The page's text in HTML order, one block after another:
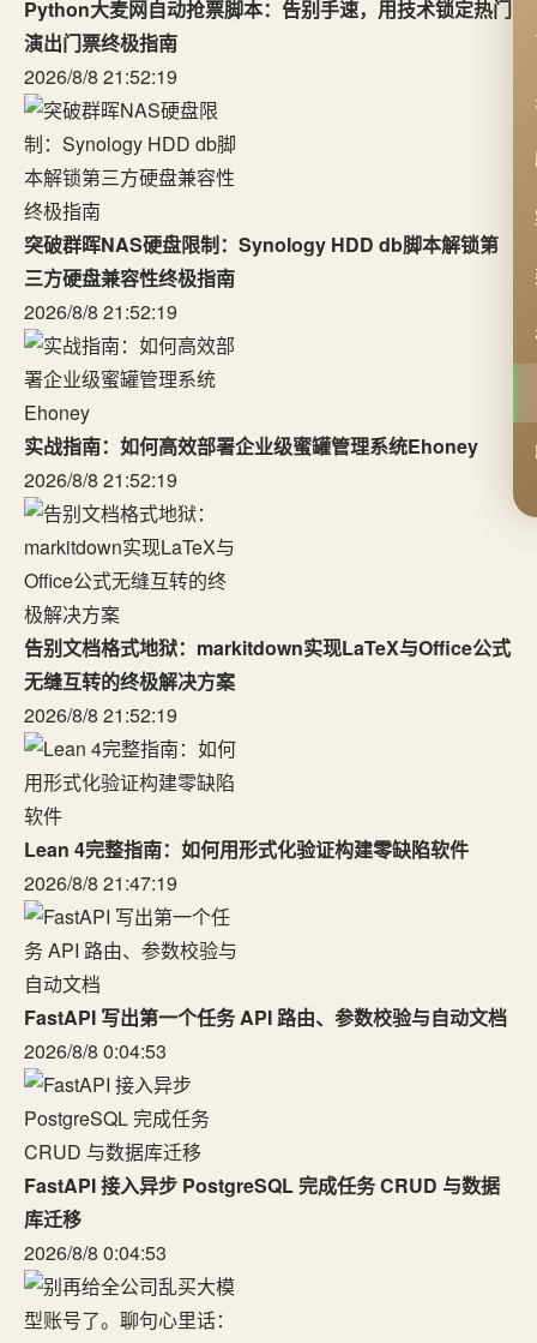
Python大麦网自动抢票脚本：告别手速，用技术锁定热门
演出门票终极指南
2026/8/8 21:52:19
突破群晖NAS硬盘限制：Synology HDD db脚本解锁第
三方硬盘兼容性终极指南
2026/8/8 21:52:19
实战指南：如何高效部署企业级蜜罐管理系统Ehoney
2026/8/8 21:52:19
告别文档格式地狱：markitdown实现LaTeX与Office公式
无缝互转的终极解决方案
2026/8/8 21:52:19
Lean 4完整指南：如何用形式化验证构建零缺陷软件
2026/8/8 21:47:19
FastAPI 写出第一个任务 API 路由、参数校验与自动文档
2026/8/8 0:04:53
FastAPI 接入异步 PostgreSQL 完成任务 CRUD 与数据
库迁移
2026/8/8 0:04:53